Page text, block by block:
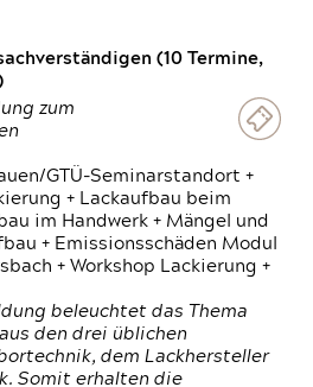
(10 Termine,
zum
GTÜ-Seminarstandort +
+ Lackaufbau beim
im Handwerk + Mängel und
+ Emissionsschäden Modul
+ Workshop Lackierung +
beleuchtet das Thema
den drei üblichen
dem Lackhersteller
Somit erhalten die